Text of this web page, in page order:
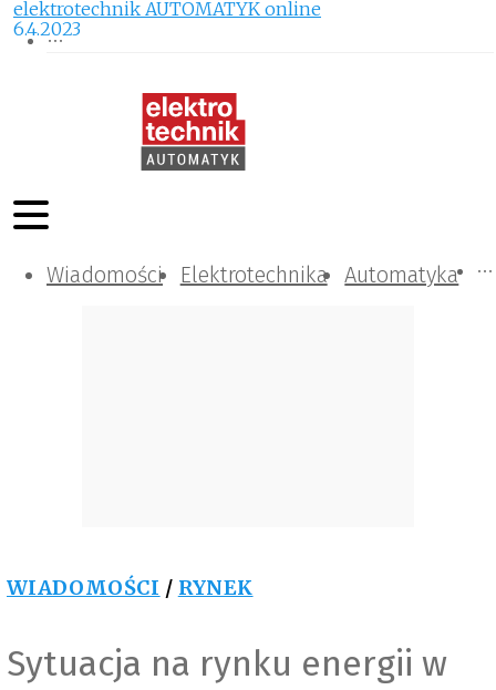
Wiadomości Elektrotechnika Automatyka
Komunikacja i IT
Kontrola
Tematy specjalne
WIADOMOŚCI / RYNEK
Sytuacja na rynku energii w
elektrotechnik AUTOMATYK online
6.4.2023